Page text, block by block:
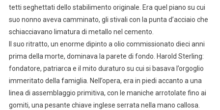
tetti seghettati dello stabilimento originale. Era quel piano su cui
suo nonno aveva camminato, gli stivali con la punta d’acciaio che
schiacciavano limatura di metallo nel cemento.
Il suo ritratto, un enorme dipinto a olio commissionato dieci anni
prima della morte, dominava la parete di fondo. Harold Sterling:
fondatore, patriarca e il mito duraturo su cui si basava l’orgoglio
immeritato della famiglia. Nell’opera, era in piedi accanto a una
linea di assemblaggio primitiva, con le maniche arrotolate fino ai
gomiti, una pesante chiave inglese serrata nella mano callosa.